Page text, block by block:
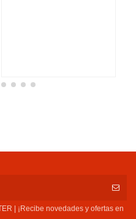
| ¡Recibe novedades y ofertas en